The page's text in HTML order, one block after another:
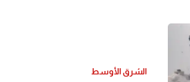
الشرق الأوسط